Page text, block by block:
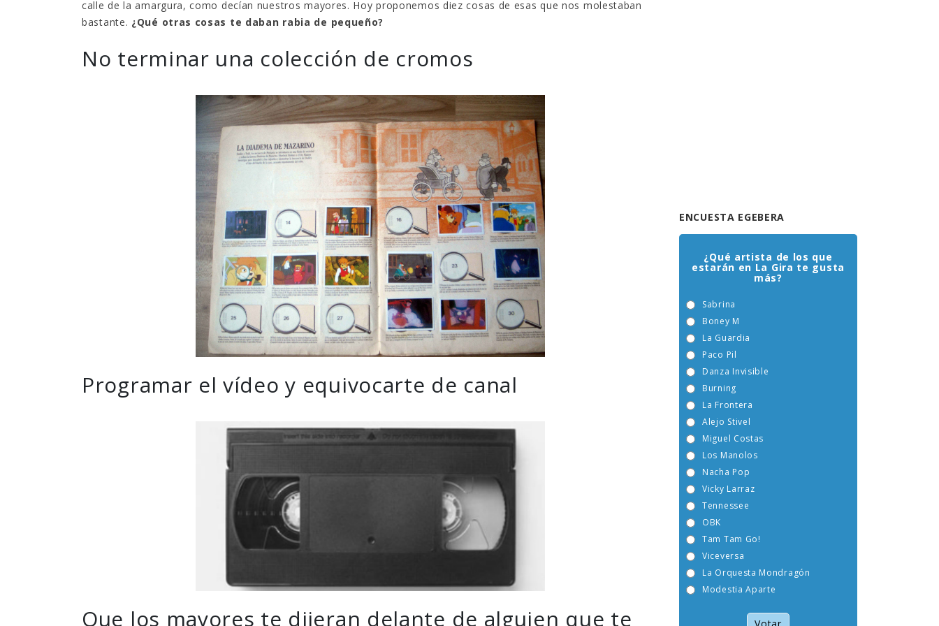
calle de la amargura, como decían nuestros mayores. Hoy proponemos diez cosas de esas que nos molestaban
bastante. ¿Qué otras cosas te daban rabia de pequeño?
No terminar una colección de cromos
Programar el vídeo y equivocarte de canal
Que los mayores te dijeran delante de alguien que te
ENCUESTA EGEBERA
¿Qué artista de los que
estarán en La Gira te gusta
más?
Sabrina
Boney M
La Guardia
Paco Pil
Danza Invisible
Burning
La Frontera
Alejo Stivel
Miguel Costas
Los Manolos
Nacha Pop
Vicky Larraz
Tennessee
OBK
Tam Tam Go!
Viceversa
La Orquesta Mondragón
Modestia Aparte